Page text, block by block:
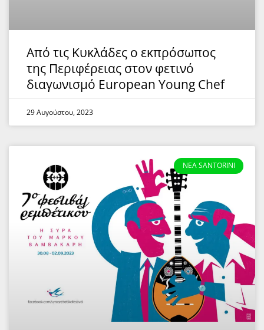
Από τις Κυκλάδες ο εκπρόσωπος
της Περιφέρειας στον φετινό
διαγωνισμό European Young Chef
29 Αυγούστου, 2023
NEA SANTORINI